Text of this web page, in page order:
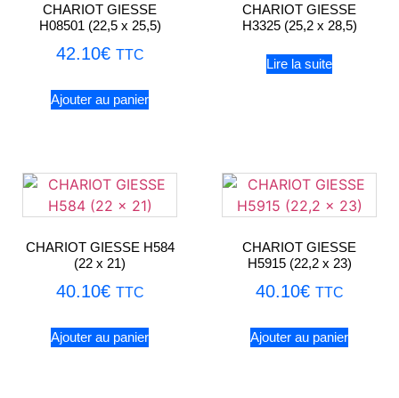
CHARIOT GIESSE
H08501 (22,5 x 25,5)
42.10€ TTC
Ajouter au panier
CHARIOT GIESSE
H3325 (25,2 x 28,5)
Lire la suite
CHARIOT GIESSE H584
(22 x 21)
40.10€ TTC
Ajouter au panier
CHARIOT GIESSE
H5915 (22,2 x 23)
40.10€ TTC
Ajouter au panier